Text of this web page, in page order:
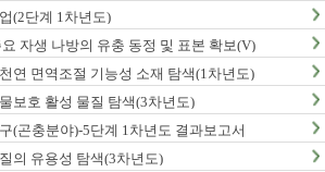
(2단계 1차년도)
자생 나방의 유충 동정 및 표본 확보(V)
연 면역조절 기능성 소재 탐색(1차년도)
보호 활성 물질 탐색(3차년도)
(곤충분야)-5단계 1차년도 결과보고서
의 유용성 탐색(3차년도)